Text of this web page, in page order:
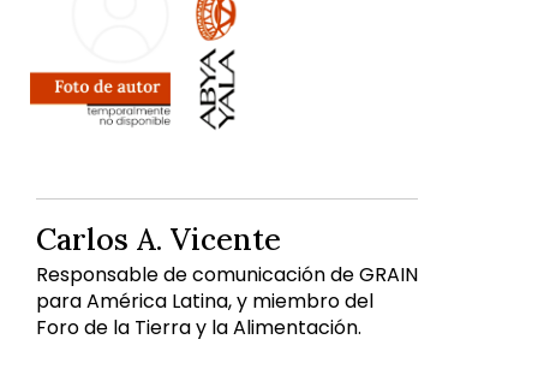
Carlos A. Vicente
Responsable de comunicación de GRAIN
para América Latina, y miembro del
Foro de la Tierra y la Alimentación.